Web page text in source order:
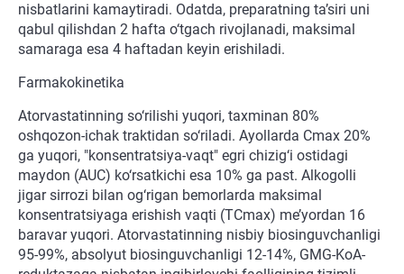
nisbatlarini kamaytiradi. Odatda, preparatning ta’siri uni
qabul qilishdan 2 hafta o‘tgach rivojlanadi, maksimal
samaraga esa 4 haftadan keyin erishiladi.
Farmakokinetika
Atorvastatinning so‘rilishi yuqori, taxminan 80%
oshqozon-ichak traktidan so‘riladi. Ayollarda Cmax 20%
ga yuqori, "konsentratsiya-vaqt" egri chizig‘i ostidagi
maydon (AUC) ko‘rsatkichi esa 10% ga past. Alkogolli
jigar sirrozi bilan og‘rigan bemorlarda maksimal
konsentratsiyaga erishish vaqti (TCmax) me’yordan 16
baravar yuqori. Atorvastatinning nisbiy biosinguvchanligi
95-99%, absolyut biosinguvchanligi 12-14%, GMG-KoA-